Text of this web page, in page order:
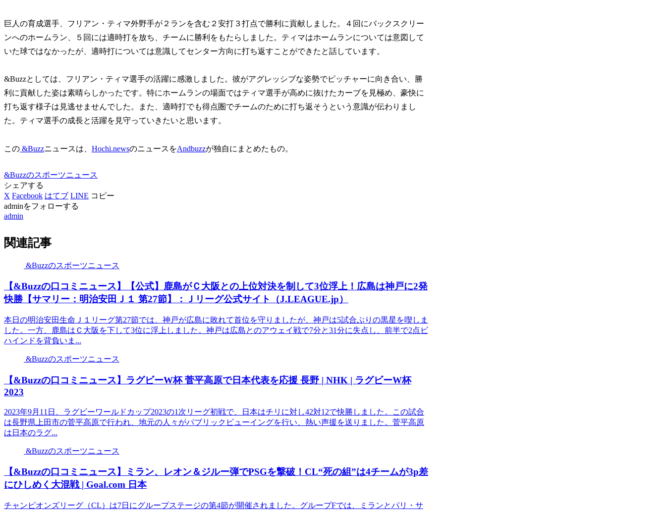
巨人の育成選手、フリアン・ティマ外野手が２ランを含む２安打３打点で勝利に貢献しました。４回にバックスクリー
ンへのホームラン、５回には適時打を放ち、チームに勝利をもたらしました。ティマはホームランについては意図して
いた球ではなかったが、適時打については意識してセンター方向に打ち返すことができたと話しています。
&Buzzとしては、フリアン・ティマ選手の活躍に感激しました。彼がアグレッシブな姿勢でピッチャーに向き合い、勝
利に貢献した姿は素晴らしかったです。特にホームランの場面ではティマ選手が高めに抜けたカーブを見極め、豪快に
打ち返す様子は見逃せませんでした。また、適時打でも得点圏でチームのために打ち返そうという意識が伝わりまし
た。ティマ選手の成長と活躍を見守っていきたいと思います。
この &Buzzニュースは、 Hochi.newsのニュースをAndbuzzが独自にまとめたもの。
&Buzzのスポーツニュース
シェアする
X Facebook はてブ LINE コピー
adminをフォローする
admin
関連記事
&Buzzのスポーツニュース
【&Buzzの口コミニュース】【公式】鹿島がＣ大阪との上位対決を制して3位浮上！広島は神戸に2発
快勝【サマリー：明治安田Ｊ１ 第27節】：Ｊリーグ公式サイト（J.LEAGUE.jp）
本日の明治安田生命Ｊ１リーグ第27節では、神戸が広島に敗れて首位を守りましたが、神戸は5試合ぶりの黒星を喫しま
した。一方、鹿島はＣ大阪を下して3位に浮上しました。神戸は広島とのアウェイ戦で7分と31分に失点し、前半で2点ビ
ハインドを背負いま...
&Buzzのスポーツニュース
【&Buzzの口コミニュース】ラグビーW杯 菅平高原で日本代表を応援 長野 | NHK | ラグビーW杯
2023
2023年9月11日、ラグビーワールドカップ2023の1次リーグ初戦で、日本はチリに対し42対12で快勝しました。この試合
は長野県上田市の菅平高原で行われ、地元の人々がパブリックビューイングを行い、熱い声援を送りました。菅平高原
は日本のラグ...
&Buzzのスポーツニュース
【&Buzzの口コミニュース】ミラン、レオン＆ジルー弾でPSGを撃破！CL“死の組”は4チームが3p差
にひしめく大混戦 | Goal.com 日本
チャンピオンズリーグ（CL）は7日にグループステージの第4節が開催されました。グループFでは、ミランとパリ・サ